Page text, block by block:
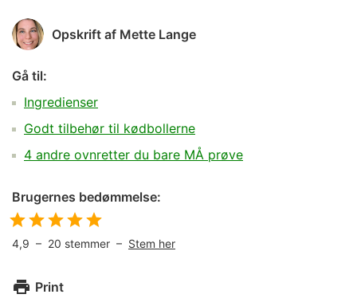
Opskrift af Mette Lange
Gå til:
Ingredienser
Godt tilbehør til kødbollerne
4 andre ovnretter du bare MÅ prøve
Brugernes bedømmelse:
4,9 – 20 stemmer – Stem her
Print